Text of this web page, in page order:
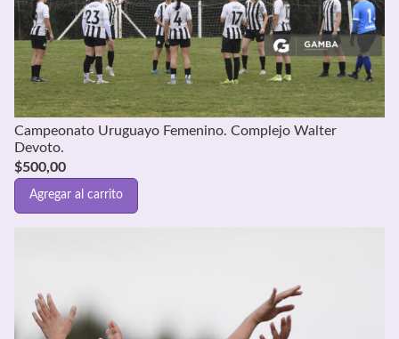
Campeonato Uruguayo Femenino. Complejo Walter
Devoto.
$500,00
Agregar al carrito